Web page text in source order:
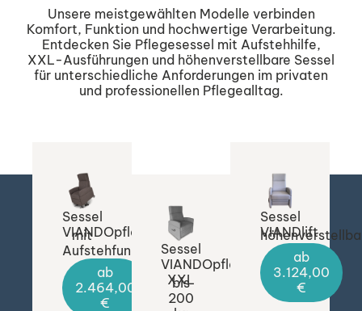
Unsere meistgewählten Modelle verbinden
Komfort, Funktion und hochwertige Verarbeitung.
Entdecken Sie Pflegesessel mit Aufstehhilfe,
XXL-Ausführungen und höhenverstellbare Sessel
für unterschiedliche Anforderungen im privaten
und professionellen Pflegealltag.
Sessel
VIANDOpflege®
mit
Aufstehfunktion
ab
2.464,00
€
Sessel
VIANDOpflege®
XXL
bis
200
Sessel
VIANDlift
ab
3.124,00
€